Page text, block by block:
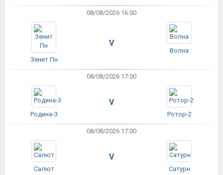
08/08/2026 16:00
Зенит Пн
V
Волна
08/08/2026 17:00
Родина-3
V
Ротор-2
08/08/2026 17:00
Салют
V
Сатурн